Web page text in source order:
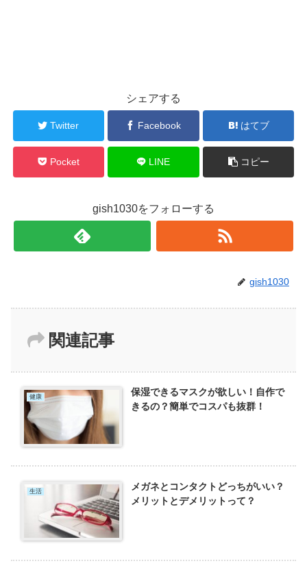
シェアする
Twitter Facebook はてブ
Pocket LINE コピー
gish1030をフォローする
gish1030
関連記事
健康
保湿できるマスクが欲しい！自作で
きるの？簡単でコスパも抜群！
生活
メガネとコンタクトどっちがいい？
メリットとデメリットって？